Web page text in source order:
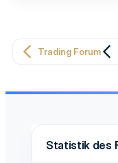
Trading Forum
Statistik des